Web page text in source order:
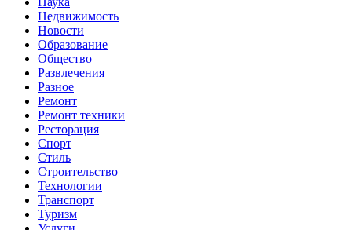
Недвижимость
Новости
Образование
Общество
Развлечения
Разное
Ремонт
Ремонт техники
Ресторация
Спорт
Стиль
Строительство
Технологии
Транспорт
Туризм